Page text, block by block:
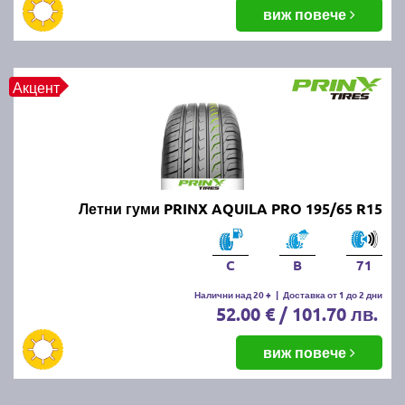
балансировка и реглаж на предния и задния мост.
Неравномерното износване може да е знак за
гуми.
Как да се грижим за летните
Проверявайте редовно налягането, дълбочината
на протектора и състоянието на гумите. Избягвайте
рязко спиране и агресивно шофиране, тъй като
това води до по-бързо износване. Почиствайте
гумите от кал и камъчета и ги проверявайте за
Как се съхраняват зимните и
летни гуми?
виж повече
Акцент
Летни гуми PRINX AQUILA PRO 195/65 R15
C B 71
Налични над 20 + | Доставка от 1 до 2 дни
52.00 € / 101.70 лв.
виж повече